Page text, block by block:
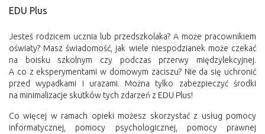
EDU Plus
Jesteś rodzicem ucznia lub przedszkolaka? A może pracownikiem
oświaty? Masz świadomość, jak wiele niespodzianek może czekać
na boisku szkolnym czy podczas przerwy międzylekcyjnej.
A co z eksperymentami w domowym zaciszu? Nie da się uchronić
przed wypadkami i urazami. Można tylko zabezpieczyć środki
na minimalizacje skutków tych zdarzeń z EDU Plus!
Co więcej w ramach opieki możesz skorzystać z usług pomocy
informatycznej, pomocy psychologicznej, pomocy prawnej